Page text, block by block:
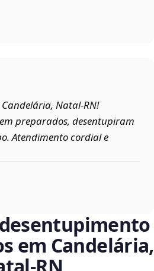
Natal‑RN!
preparados, desentupiram
Atendimento cordial e
em Candelária,